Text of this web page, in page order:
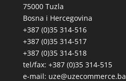
75000 Tuzla
Bosna i Hercegovina
+387 (0)35 314-516
+387 (0)35 314-517
+387 (0)35 314-518
tel/fax: +387 (0)35 314-515
e-mail: uze@uzecommerce.ba